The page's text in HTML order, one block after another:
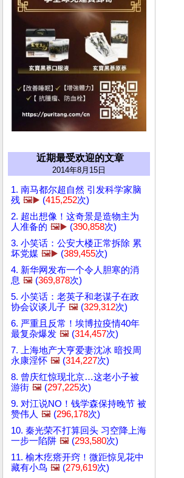
近期最受欢迎的文章
2014年8月15日
1. 南马都尔超自然 引发科学家脑
残 🖼️▶️ (415,252次)
2. 超出想像！这奇景是造物主为
人准备的 🖼️▶️ (390,858次)
3. 小笑话：公安大楼正常拆除 累
坏党媒 🖼️▶️ (389,455次)
4. 新华网发布一个令人胆寒的消
息 🖼️ (369,878次)
5. 小笑话：老英子和老谋子在政
协会议谈儿子 🖼️ (329,312次)
6. 严重且反常！埃博拉疫情40年
最复杂爆发 🖼️ (314,457次)
7. 上海地产大亨爱妻沈冰 暗投周
永康淫怀 🖼️ (314,227次)
8. 曾庆红惊现北京…这老小子被
游街 🖼️ (297,225次)
9. 对江说NO！钱学森保持晚节 被
赞伟人 🖼️ (296,178次)
10. 秦光荣不打算回头 习空降上海
一步一陷阱 🖼️ (293,580次)
11. 榆木疙瘩开窍！微距惊见花中
藏有小鸟 🖼️ (279,619次)